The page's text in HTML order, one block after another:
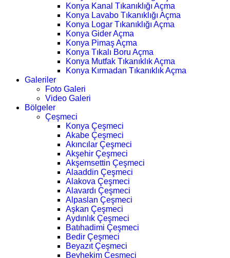
Konya Kanal Tıkanıklığı Açma
Konya Lavabo Tıkanıklığı Açma
Konya Logar Tıkanıklığı Açma
Konya Gider Açma
Konya Pimaş Açma
Konya Tıkalı Boru Açma
Konya Mutfak Tıkanıklık Açma
Konya Kırmadan Tıkanıklık Açma
Galeriler
Foto Galeri
Video Galeri
Bölgeler
Çeşmeci
Konya Çeşmeci
Akabe Çeşmeci
Akıncılar Çeşmeci
Akşehir Çeşmeci
Akşemsettin Çeşmeci
Alaaddin Çeşmeci
Alakova Çeşmeci
Alavardı Çeşmeci
Alpaslan Çeşmeci
Aşkan Çeşmeci
Aydınlık Çeşmeci
Batıhadimi Çeşmeci
Bedir Çeşmeci
Beyazıt Çeşmeci
Beyhekim Çeşmeci